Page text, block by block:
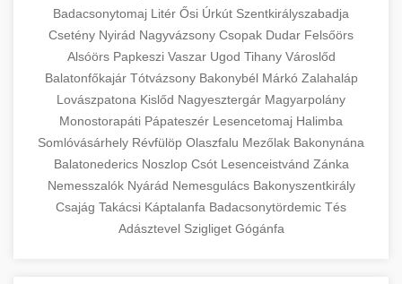
Badacsonytomaj Litér Ősi Úrkút Szentkirályszabadja
Csetény Nyirád Nagyvázsony Csopak Dudar Felsőörs
Alsóörs Papkeszi Vaszar Ugod Tihany Városlőd
Balatonfőkajár Tótvázsony Bakonybél Márkó Zalahaláp
Lovászpatona Kislőd Nagyesztergár Magyarpolány
Monostorapáti Pápateszér Lesencetomaj Halimba
Somlóvásárhely Révfülöp Olaszfalu Mezőlak Bakonynána
Balatonederics Noszlop Csót Lesenceistvánd Zánka
Nemesszalók Nyárád Nemesgulács Bakonyszentkirály
Csajág Takácsi Káptalanfa Badacsonytördemic Tés
Adásztevel Szigliget Gógánfa